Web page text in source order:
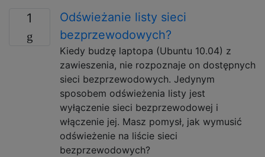
1
Odświeżanie listy sieci
bezprzewodowych?
Kiedy budzę laptopa (Ubuntu 10.04) z
zawieszenia, nie rozpoznaje on dostępnych
sieci bezprzewodowych. Jedynym
sposobem odświeżenia listy jest
wyłączenie sieci bezprzewodowej i
włączenie jej. Masz pomysł, jak wymusić
odświeżenie na liście sieci
bezprzewodowych?